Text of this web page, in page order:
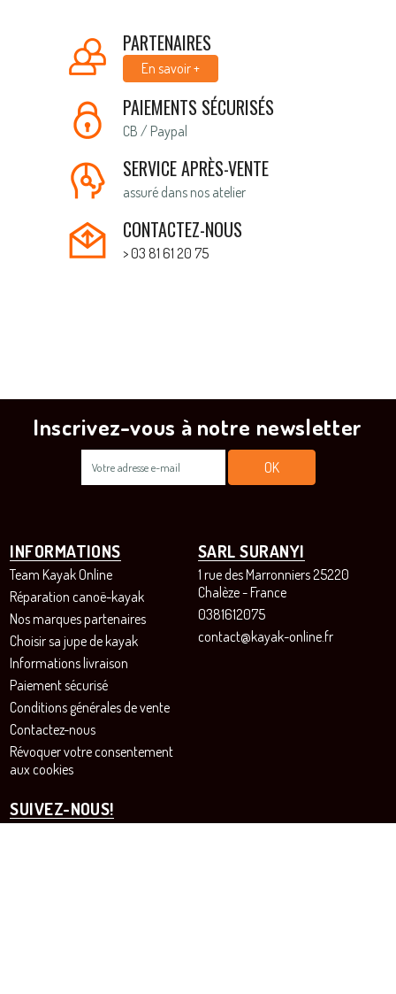
PARTENAIRES
En savoir +
PAIEMENTS SÉCURISÉS
CB / Paypal
SERVICE APRÈS-VENTE
assuré dans nos atelier
CONTACTEZ-NOUS
> 03 81 61 20 75
Inscrivez-vous à notre newsletter
INFORMATIONS
Team Kayak Online
Réparation canoë-kayak
Nos marques partenaires
Choisir sa jupe de kayak
Informations livraison
Paiement sécurisé
Conditions générales de vente
Contactez-nous
Révoquer votre consentement
aux cookies
SARL SURANYI
1 rue des Marronniers 25220
Chalèze - France
0381612075
contact@kayak-online.fr
SUIVEZ-NOUS!